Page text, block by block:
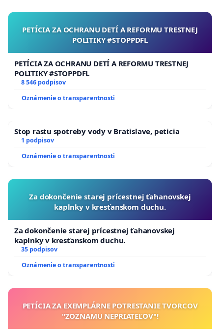
PETÍCIA ZA OCHRANU DETÍ A REFORMU TRESTNEJ
POLITIKY #STOPPDFL
PETÍCIA ZA OCHRANU DETÍ A REFORMU TRESTNEJ
POLITIKY #STOPPDFL
8 546 podpisov
Oznámenie o transparentnosti
Stop rastu spotreby vody v Bratislave, peticia
1 podpisov
Oznámenie o transparentnosti
Za dokončenie starej prícestnej ťahanovskej
kaplnky v kresťanskom duchu.
Za dokončenie starej prícestnej ťahanovskej
kaplnky v kresťanskom duchu.
35 podpisov
Oznámenie o transparentnosti
PETÍCIA ZA EXEMPLÁRNE POTRESTANIE TVORCOV
"ZOZNAMU NEPRIATEĽOV"!